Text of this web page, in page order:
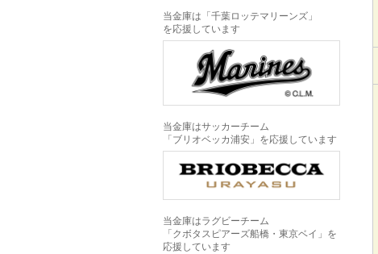
当金庫は「千葉ロッテマリーンズ」
を応援しています
当金庫はサッカーチーム
「ブリオベッカ浦安」を応援しています
当金庫はラグビーチーム
「クボタスピアーズ船橋・東京ベイ」を
応援しています